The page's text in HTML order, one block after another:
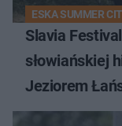
ESKA SUMMER
Slavia
słowiańskiej
Jeziorem